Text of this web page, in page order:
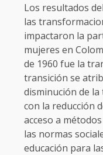
Los resultados
las
impactaron la
mujeres en
de 1960 fue la
transición se
disminución de la
con la reducción
acceso a
las normas
educación para